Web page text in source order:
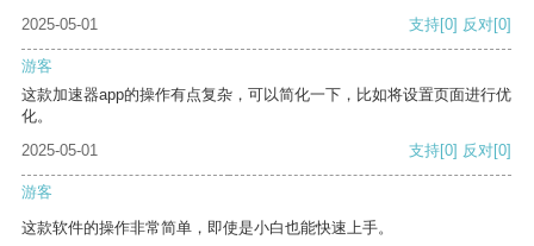
2025-05-01 支持[0] 反对[0]
游客
这款加速器app的操作有点复杂，可以简化一下，比如将设置页面进行优
化。
2025-05-01
支持[0] 反对[0]
游客
这款软件的操作非常简单，即使是小白也能快速上手。